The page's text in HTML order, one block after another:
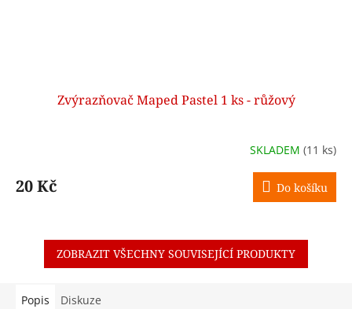
Zvýrazňovač Maped Pastel 1 ks - růžový
SKLADEM (11 ks)
20 Kč Do košíku
ZOBRAZIT VŠECHNY SOUVISEJÍCÍ PRODUKTY
Popis Diskuze